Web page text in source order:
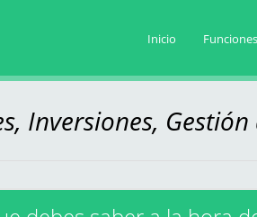
Inicio Funciones
Inversiones,